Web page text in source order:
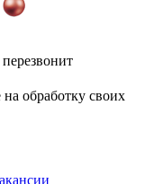
обработку своих